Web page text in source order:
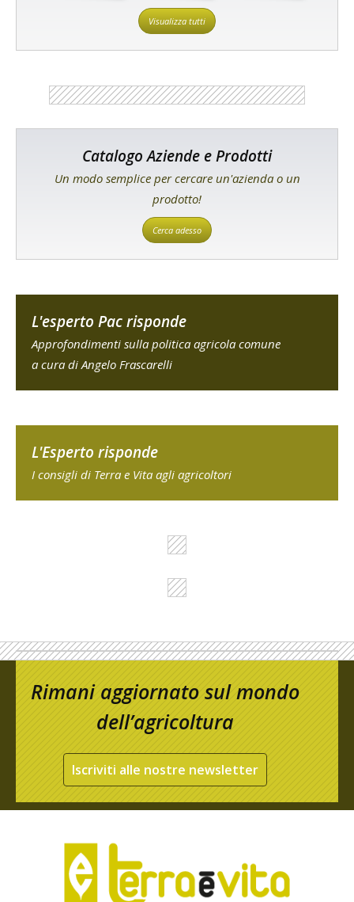
Visualizza tutti
Catalogo Aziende e Prodotti
Un modo semplice per cercare un'azienda o un
prodotto!
Cerca adesso
L'esperto Pac risponde
Approfondimenti sulla politica agricola comune
a cura di Angelo Frascarelli
L'Esperto risponde
I consigli di Terra e Vita agli agricoltori
Rimani aggiornato sul mondo
dell’agricoltura
Iscriviti alle nostre newsletter